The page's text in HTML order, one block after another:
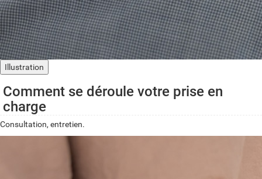
Illustration
Comment se déroule votre prise en
charge
Consultation, entretien.